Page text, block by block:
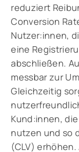
reduziert
Conversion
Nutzer:innen,
eine
abschließen.
messbar zur
Gleichzeitig
Kund:innen,
nutzen und so
(CLV)